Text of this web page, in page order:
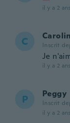
il y a 2 ans
C Inscrit
Je
il y a 2 ans
P Peggy
Inscrit
il y a 2 ans